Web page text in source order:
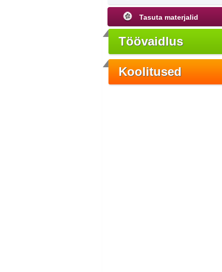
Tasuta materjalid
Töövaidlus
Koolitused